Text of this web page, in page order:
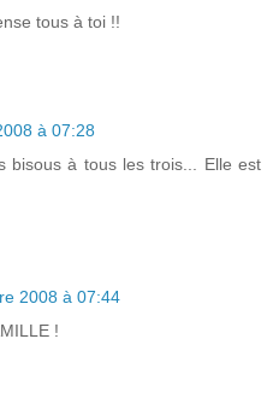
tous à toi !!
à 07:28
bisous à tous les trois... Elle est
2008 à 07:44
!